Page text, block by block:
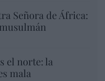
Señora de África:
el norte: la
mala